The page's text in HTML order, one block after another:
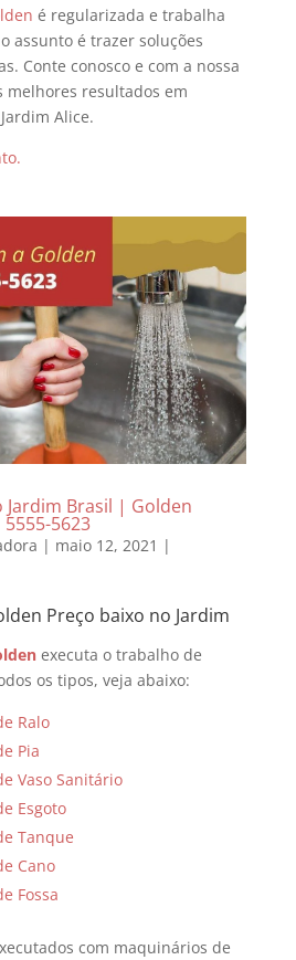
é regularizada e trabalha
assunto é trazer soluções
Conte conosco e com a nossa
melhores resultados em
Alice.
Brasil | Golden
5623
| maio 12, 2021 |
Preço baixo no Jardim
executa o trabalho de
os tipos, veja abaixo:
Ralo
Pia
Vaso Sanitário
Esgoto
Tanque
Cano
Fossa
com maquinários de